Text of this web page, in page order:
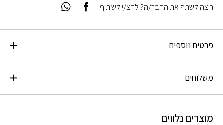
פרטים נוספים
משלוחים
מוצרים נלווים
רוצה לשתף את החבר/ה? לחצ/י לשיתוף: